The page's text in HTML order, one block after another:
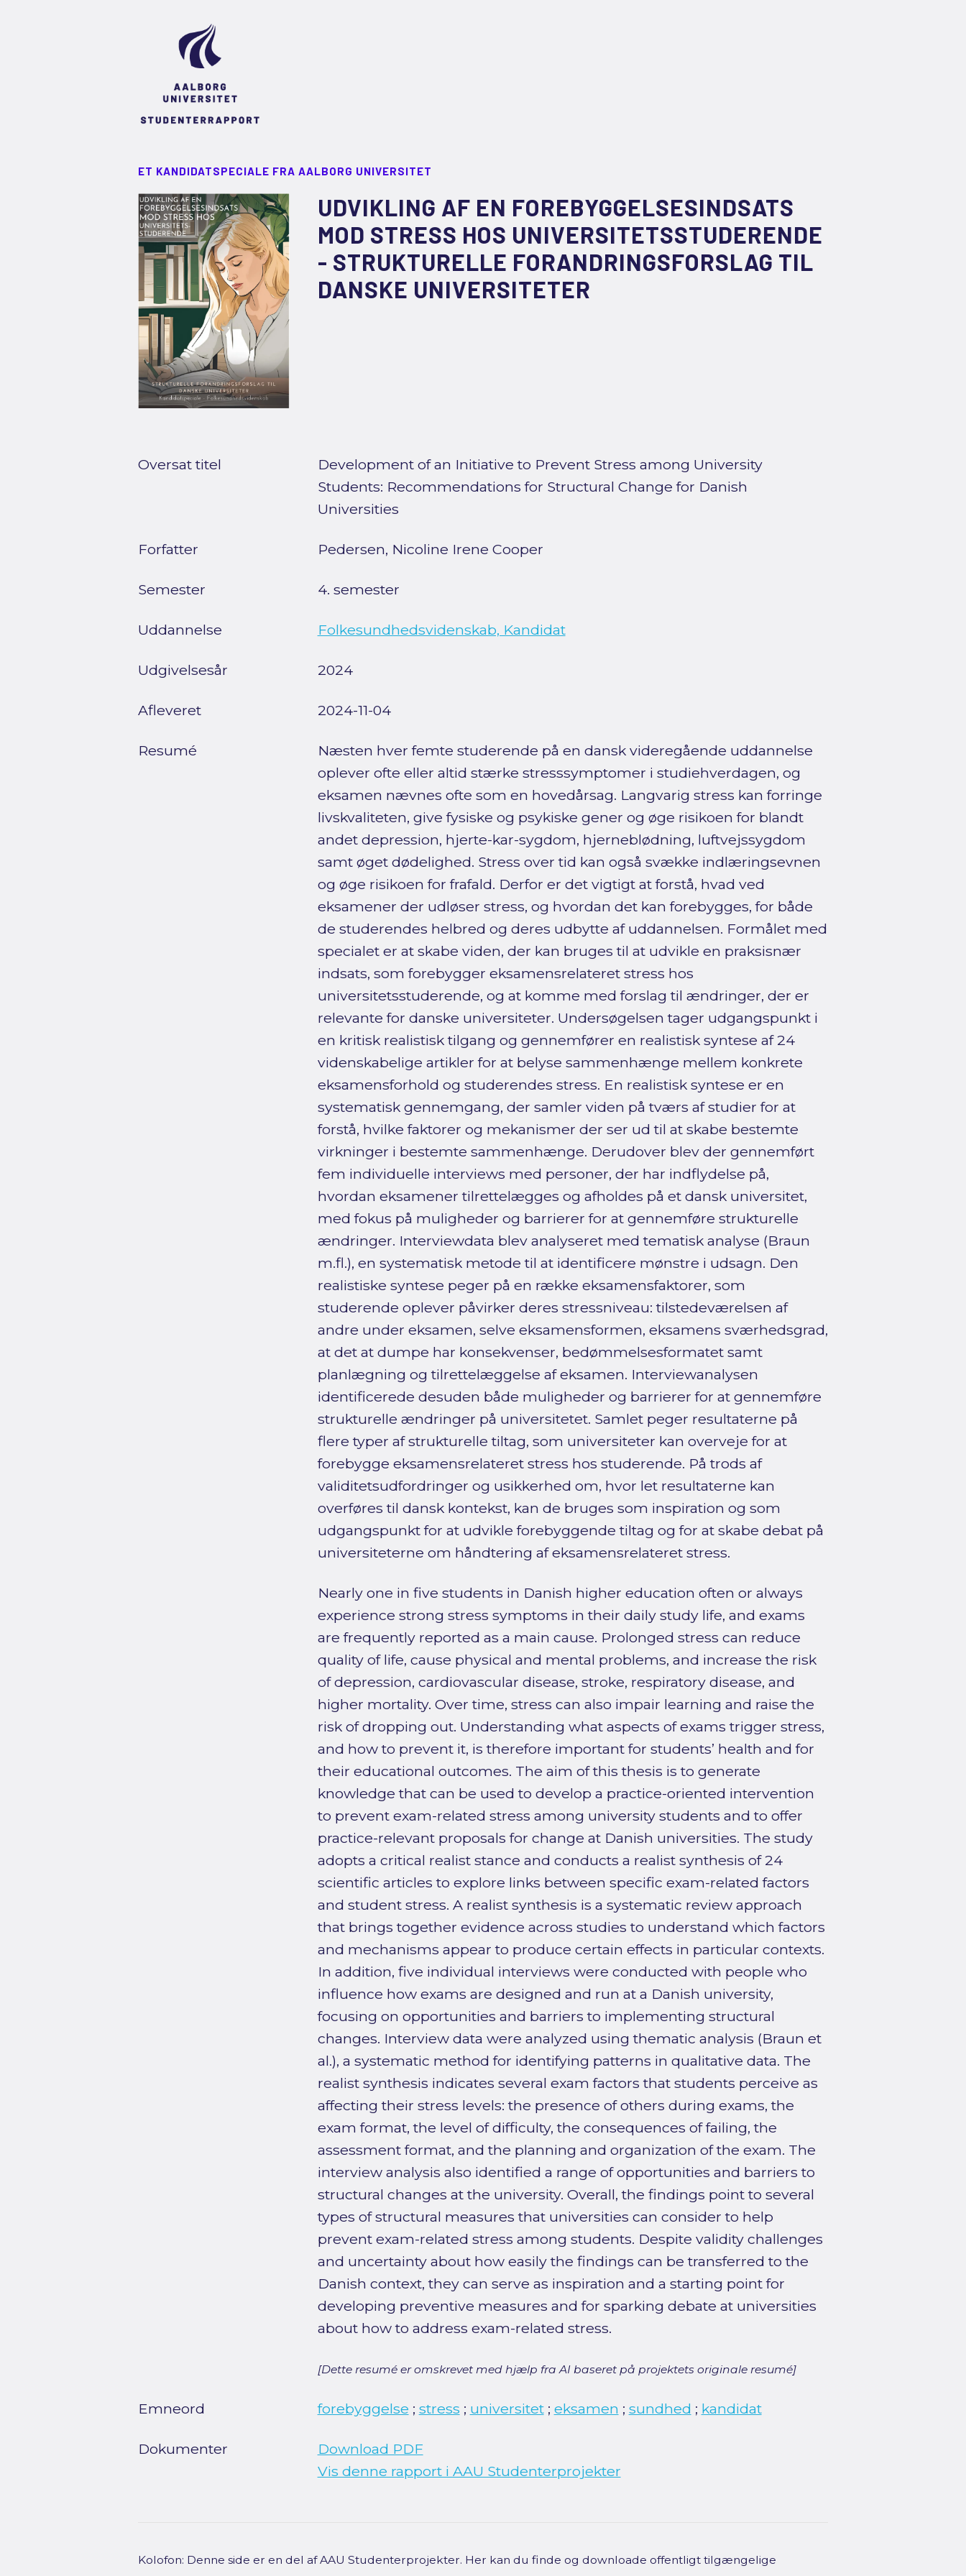
ET KANDIDATSPECIALE FRA AALBORG UNIVERSITET
UDVIKLING AF EN FOREBYGGELSESINDSATS
MOD STRESS HOS UNIVERSITETSSTUDERENDE
- STRUKTURELLE FORANDRINGSFORSLAG TIL
DANSKE UNIVERSITETER
Oversat titel
Development of an Initiative to Prevent Stress among University
Students: Recommendations for Structural Change for Danish
Universities
Forfatter Pedersen, Nicoline Irene Cooper
Semester 4. semester
Uddannelse Folkesundhedsvidenskab, Kandidat
Udgivelsesår 2024
Afleveret 2024-11-04
Resumé
Næsten hver femte studerende på en dansk videregående uddannelse
oplever ofte eller altid stærke stresssymptomer i studiehverdagen, og
eksamen nævnes ofte som en hovedårsag. Langvarig stress kan forringe
livskvaliteten, give fysiske og psykiske gener og øge risikoen for blandt
andet depression, hjerte-kar-sygdom, hjerneblødning, luftvejssygdom
samt øget dødelighed. Stress over tid kan også svække indlæringsevnen
og øge risikoen for frafald. Derfor er det vigtigt at forstå, hvad ved
eksamener der udløser stress, og hvordan det kan forebygges, for både
de studerendes helbred og deres udbytte af uddannelsen. Formålet med
specialet er at skabe viden, der kan bruges til at udvikle en praksisnær
indsats, som forebygger eksamensrelateret stress hos
universitetsstuderende, og at komme med forslag til ændringer, der er
relevante for danske universiteter. Undersøgelsen tager udgangspunkt i
en kritisk realistisk tilgang og gennemfører en realistisk syntese af 24
videnskabelige artikler for at belyse sammenhænge mellem konkrete
eksamensforhold og studerendes stress. En realistisk syntese er en
systematisk gennemgang, der samler viden på tværs af studier for at
forstå, hvilke faktorer og mekanismer der ser ud til at skabe bestemte
virkninger i bestemte sammenhænge. Derudover blev der gennemført
fem individuelle interviews med personer, der har indflydelse på,
hvordan eksamener tilrettelægges og afholdes på et dansk universitet,
med fokus på muligheder og barrierer for at gennemføre strukturelle
ændringer. Interviewdata blev analyseret med tematisk analyse (Braun
m.fl.), en systematisk metode til at identificere mønstre i udsagn. Den
realistiske syntese peger på en række eksamensfaktorer, som
studerende oplever påvirker deres stressniveau: tilstedeværelsen af
andre under eksamen, selve eksamensformen, eksamens sværhedsgrad,
at det at dumpe har konsekvenser, bedømmelsesformatet samt
planlægning og tilrettelæggelse af eksamen. Interviewanalysen
identificerede desuden både muligheder og barrierer for at gennemføre
strukturelle ændringer på universitetet. Samlet peger resultaterne på
flere typer af strukturelle tiltag, som universiteter kan overveje for at
forebygge eksamensrelateret stress hos studerende. På trods af
validitetsudfordringer og usikkerhed om, hvor let resultaterne kan
overføres til dansk kontekst, kan de bruges som inspiration og som
udgangspunkt for at udvikle forebyggende tiltag og for at skabe debat på
universiteterne om håndtering af eksamensrelateret stress.
Nearly one in five students in Danish higher education often or always
experience strong stress symptoms in their daily study life, and exams
are frequently reported as a main cause. Prolonged stress can reduce
quality of life, cause physical and mental problems, and increase the risk
of depression, cardiovascular disease, stroke, respiratory disease, and
higher mortality. Over time, stress can also impair learning and raise the
risk of dropping out. Understanding what aspects of exams trigger stress,
and how to prevent it, is therefore important for students’ health and for
their educational outcomes. The aim of this thesis is to generate
knowledge that can be used to develop a practice-oriented intervention
to prevent exam-related stress among university students and to offer
practice-relevant proposals for change at Danish universities. The study
adopts a critical realist stance and conducts a realist synthesis of 24
scientific articles to explore links between specific exam-related factors
and student stress. A realist synthesis is a systematic review approach
that brings together evidence across studies to understand which factors
and mechanisms appear to produce certain effects in particular contexts.
In addition, five individual interviews were conducted with people who
influence how exams are designed and run at a Danish university,
focusing on opportunities and barriers to implementing structural
changes. Interview data were analyzed using thematic analysis (Braun et
al.), a systematic method for identifying patterns in qualitative data. The
realist synthesis indicates several exam factors that students perceive as
affecting their stress levels: the presence of others during exams, the
exam format, the level of difficulty, the consequences of failing, the
assessment format, and the planning and organization of the exam. The
interview analysis also identified a range of opportunities and barriers to
structural changes at the university. Overall, the findings point to several
types of structural measures that universities can consider to help
prevent exam-related stress among students. Despite validity challenges
and uncertainty about how easily the findings can be transferred to the
Danish context, they can serve as inspiration and a starting point for
developing preventive measures and for sparking debate at universities
about how to address exam-related stress.
[Dette resumé er omskrevet med hjælp fra AI baseret på projektets originale resumé]
Emneord forebyggelse ; stress ; universitet; eksamen ; sundhed ; kandidat
Dokumenter
Download PDF
Vis denne rapport i AAU Studenterprojekter
Kolofon: Denne side er en del af AAU Studenterprojekter. Her kan du finde og downloade offentligt tilgængelige